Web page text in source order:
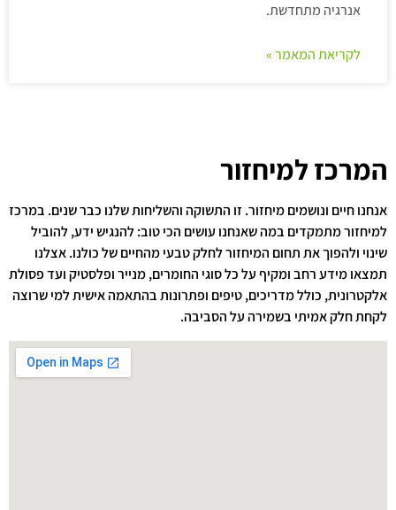
אנרגיה מתחדשת.
לקריאת המאמר »
המרכז למיחזור
אנחנו חיים ונושמים מיחזור. זו התשוקה והשליחות שלנו כבר שנים. במרכז
למיחזור מתמקדים במה שאנחנו עושים הכי טוב: להנגיש ידע, להוביל
שינוי ולהפוך את תחום המיחזור לחלק טבעי מהחיים של כולנו. אצלנו
תמצאו מידע רחב ומקיף על כל סוגי החומרים, מנייר ופלסטיק ועד פסולת
אלקטרונית, כולל מדריכים, טיפים ופתרונות בהתאמה אישית למי שרוצה
לקחת חלק אמיתי בשמירה על הסביבה.